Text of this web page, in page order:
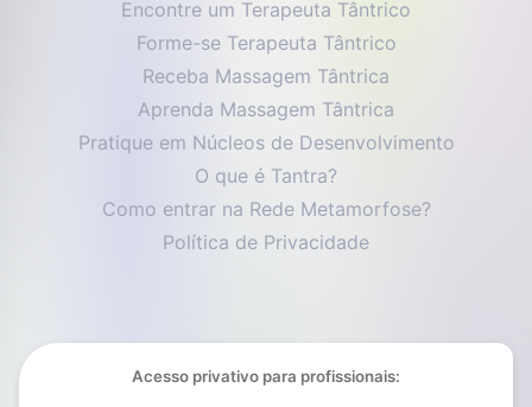
Encontre um Terapeuta Tântrico
Forme-se Terapeuta Tântrico
Receba Massagem Tântrica
Aprenda Massagem Tântrica
Pratique em Núcleos de Desenvolvimento
O que é Tantra?
Como entrar na Rede Metamorfose?
Política de Privacidade
Acesso privativo para profissionais: